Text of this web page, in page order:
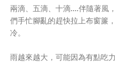
兩滴、五滴、十滴....伴隨著風
們手忙腳亂的趕快拉上布窗簾
冷。
雨越來越大，可能因為有點吃